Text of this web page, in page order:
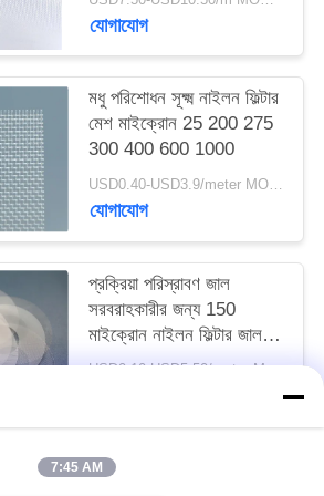
যোগাযোগ
মধু পরিশোধন সূক্ষ্ম নাইলন ফিল্টার
মেশ মাইক্রোন 25 200 275
300 400 600 1000
USD0.40-USD3.9/meter MOQ:50 মি
যোগাযোগ
প্রক্রিয়া পরিস্রাবণ জাল
সরবরাহকারীর জন্য 150
মাইক্রোন নাইলন ফিল্টার জাল
আকার
USD0.10-USD5.50/meter MOQ:200 পিসি
7:45 AM